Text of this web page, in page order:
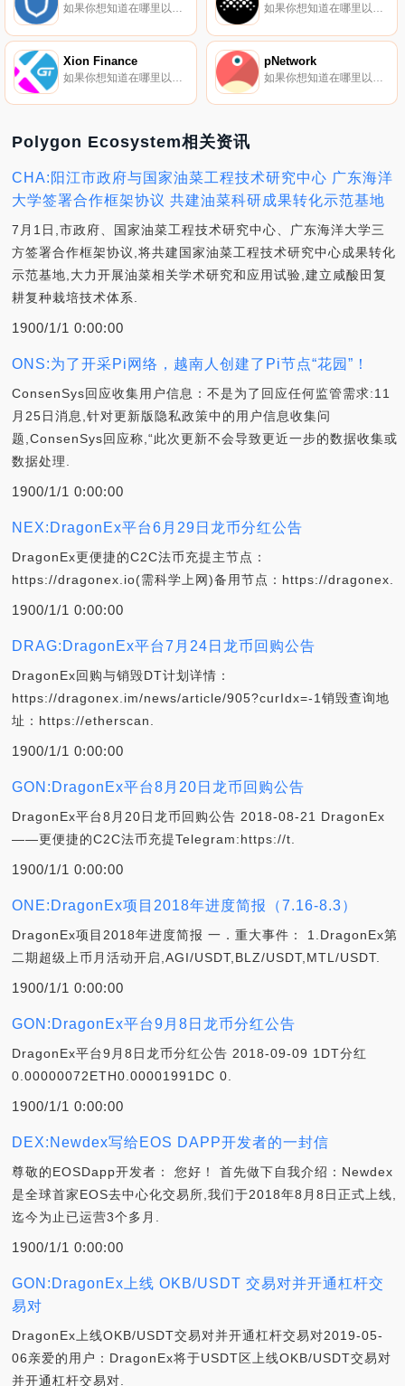
如果你想知道在哪里以当前价格购买Trust Wallet Token,目前交易{Trust Wallet Token]股票的顶级加密货币交易所是Binance、Deepcoin、Bitrue、ByTWTt和Bitget。您可以在我们的加密货币交易所页面上找到其他列表. 如果你想知道在哪里以当前价格购买MATH,目前交易{MATH]股票的顶级加密货币交易所是Hotcoin Global、BitMart、Gate.io、XT.COM和MEXC。您可以在我们的加密货币交易所页面上找到其他列表.
Xion Finance pNetwork
Polygon Ecosystem相关资讯
CHA:阳江市政府与国家油菜工程技术研究中心 广东海洋
大学签署合作框架协议 共建油菜科研成果转化示范基地
7月1日,市政府、国家油菜工程技术研究中心、广东海洋大学三
方签署合作框架协议,将共建国家油菜工程技术研究中心成果转化
示范基地,大力开展油菜相关学术研究和应用试验,建立咸酸田复
耕复种栽培技术体系.
1900/1/1 0:00:00
ONS:为了开采Pi网络，越南人创建了Pi节点“花园”！
ConsenSys回应收集用户信息：不是为了回应任何监管需求:11
月25日消息,针对更新版隐私政策中的用户信息收集问
题,ConsenSys回应称,“此次更新不会导致更近一步的数据收集或
数据处理.
1900/1/1 0:00:00
NEX:DragonEx平台6月29日龙币分红公告
DragonEx更便捷的C2C法币充提主节点：
https://dragonex.io(需科学上网)备用节点：https://dragonex.
1900/1/1 0:00:00
DRAG:DragonEx平台7月24日龙币回购公告
DragonEx回购与销毁DT计划详情：
https://dragonex.im/news/article/905?curIdx=-1销毁查询地
址：https://etherscan.
1900/1/1 0:00:00
GON:DragonEx平台8月20日龙币回购公告
DragonEx平台8月20日龙币回购公告 2018-08-21 DragonEx
——更便捷的C2C法币充提Telegram:https://t.
1900/1/1 0:00:00
ONE:DragonEx项目2018年进度简报（7.16-8.3）
DragonEx项目2018年进度简报 一．重大事件： 1.DragonEx第
二期超级上币月活动开启,AGI/USDT,BLZ/USDT,MTL/USDT.
1900/1/1 0:00:00
GON:DragonEx平台9月8日龙币分红公告
DragonEx平台9月8日龙币分红公告 2018-09-09 1DT分红
0.00000072ETH0.00001991DC 0.
1900/1/1 0:00:00
DEX:Newdex写给EOS DAPP开发者的一封信
尊敬的EOSDapp开发者： 您好！ 首先做下自我介绍：Newdex
是全球首家EOS去中心化交易所,我们于2018年8月8日正式上线,
迄今为止已运营3个多月.
1900/1/1 0:00:00
GON:DragonEx上线 OKB/USDT 交易对并开通杠杆交
易对
DragonEx上线OKB/USDT交易对并开通杠杆交易对2019-05-
06亲爱的用户：DragonEx将于USDT区上线OKB/USDT交易对
并开通杠杆交易对.